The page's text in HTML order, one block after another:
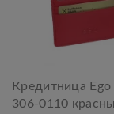
Кредитница
306-0110